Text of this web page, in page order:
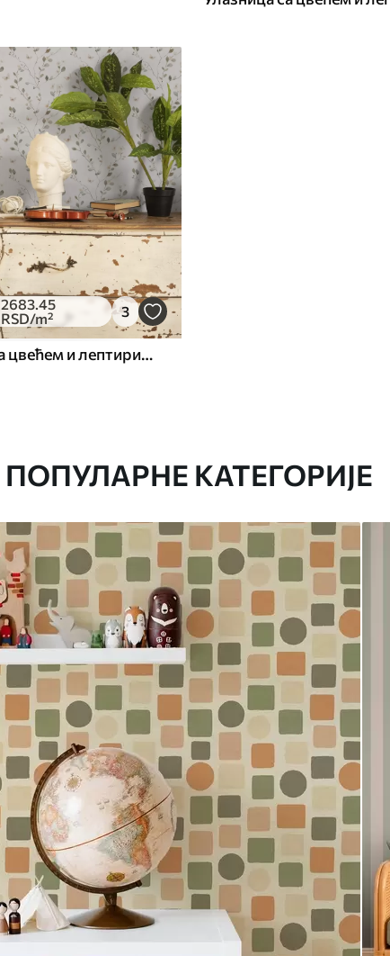
2683.45
RSD/m² 3
Танке гране са цвећем и лептирима на белој позадини
ПОПУЛАРНЕ КАТЕГОРИЈЕ